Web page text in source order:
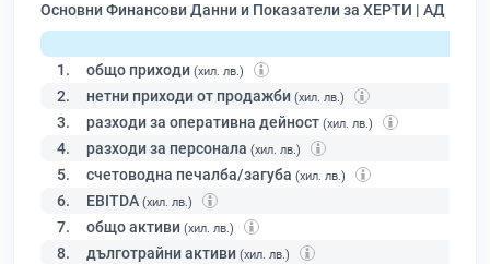
Основни Финансови Данни и Показатели за ХЕРТИ | АД
1. общо приходи (хил. лв.)
2. нетни приходи от продажби (хил. лв.)
3. разходи за оперативна дейност (хил. лв.)
4. разходи за персонала (хил. лв.)
5. счетоводна печалба/загуба (хил. лв.)
6. EBITDA (хил. лв.)
7. общо активи (хил. лв.)
8. дълготрайни активи (хил. лв.)